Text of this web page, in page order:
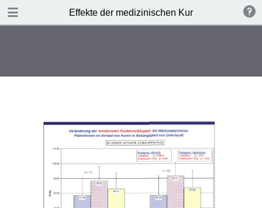
Effekte der medizinischen Kur
TABLE OF CONTENTS